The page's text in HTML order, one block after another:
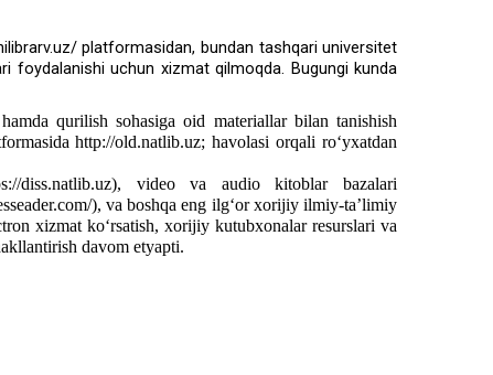
platformasidan, bundan tashqari universitet
foydalanishi uchun xizmat qilmoqda. Bugungi kunda
qurilish sohasiga oid materiallar bilan tanishish
http://old.natlib.uz; havolasi orqali ro‘yxatdan
diss.natlib.uz), video va audio kitoblar bazalari
), va boshqa eng ilg‘or xorijiy ilmiy-ta’limiy
xizmat ko‘rsatish, xorijiy kutubxonalar resurslari va
davom etyapti.